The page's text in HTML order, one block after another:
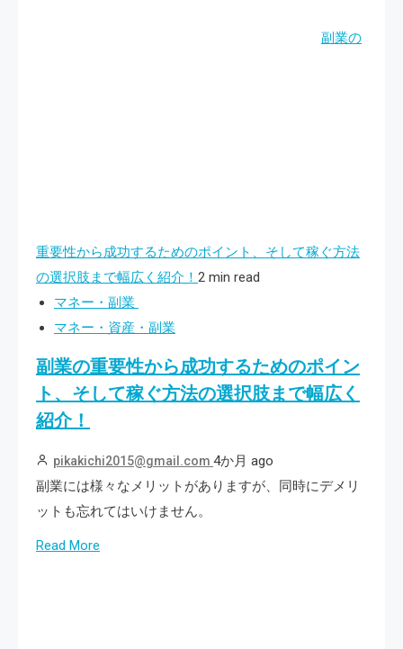
副業の
重要性から成功するためのポイント、そして稼ぐ方法
の選択肢まで幅広く紹介！ 2 min read
マネー・副業
マネー・資産・副業
副業の重要性から成功するためのポイン
ト、そして稼ぐ方法の選択肢まで幅広く
紹介！
pikakichi2015@gmail.com 4か月 ago
副業には様々なメリットがありますが、同時にデメリ
ットも忘れてはいけません。
Read More